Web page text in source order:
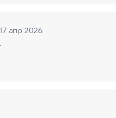
апр 2026